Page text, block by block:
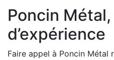
Poncin
d’expérience
Faire appel à Poncin Métal